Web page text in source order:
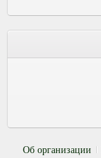
Об организации